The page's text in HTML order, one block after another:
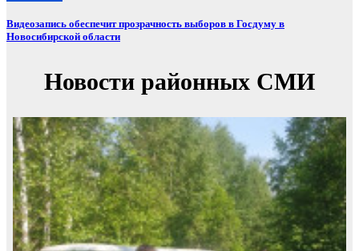
Видеозапись обеспечит прозрачность выборов в Госдуму в
Новосибирской области